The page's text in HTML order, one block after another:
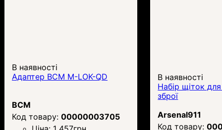
В наявності
Адаптер BCM M-LOK-QD
BCM
00000003705
В наявності
Набір щіток
зброї
Arsenal911